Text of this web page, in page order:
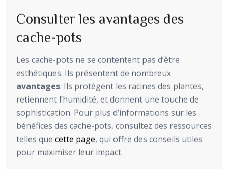
Consulter les avantages des
cache-pots
Les cache-pots ne se contentent pas d’être
esthétiques. Ils présentent de nombreux
avantages. Ils protègent les racines des plantes,
retiennent l’humidité, et donnent une touche de
sophistication. Pour plus d’informations sur les
bénéfices des cache-pots, consultez des ressources
telles que cette page, qui offre des conseils utiles
pour maximiser leur impact.